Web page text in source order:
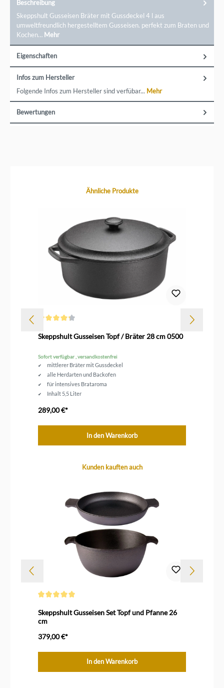
Beschreibung
Skeppshult Gusseisen Bräter mit Gussdeckel 4 l aus
umweltfreundlich hergestelltem Gusseisen. perfekt zum Braten und
Kochen… Mehr
Eigenschaften
Infos zum Hersteller
Folgende Infos zum Hersteller sind verfübar... Mehr
Bewertungen
Produktgalerie überspringenÄhnliche Produkte
Skeppshult Gusseisen Topf / Bräter 28 cm 0500
Sofort verfügbar , versandkostenfrei
mittlerer Bräter mit Gussdeckel
alle Herdarten und Backofen
für intensives Brataroma
Inhalt 5,5 Liter
289,00 €*
In den Warenkorb
Produktgalerie überspringenKunden kauften auch
Skeppshult Gusseisen Set Topf und Pfanne 26
cm
379,00 €*
In den Warenkorb